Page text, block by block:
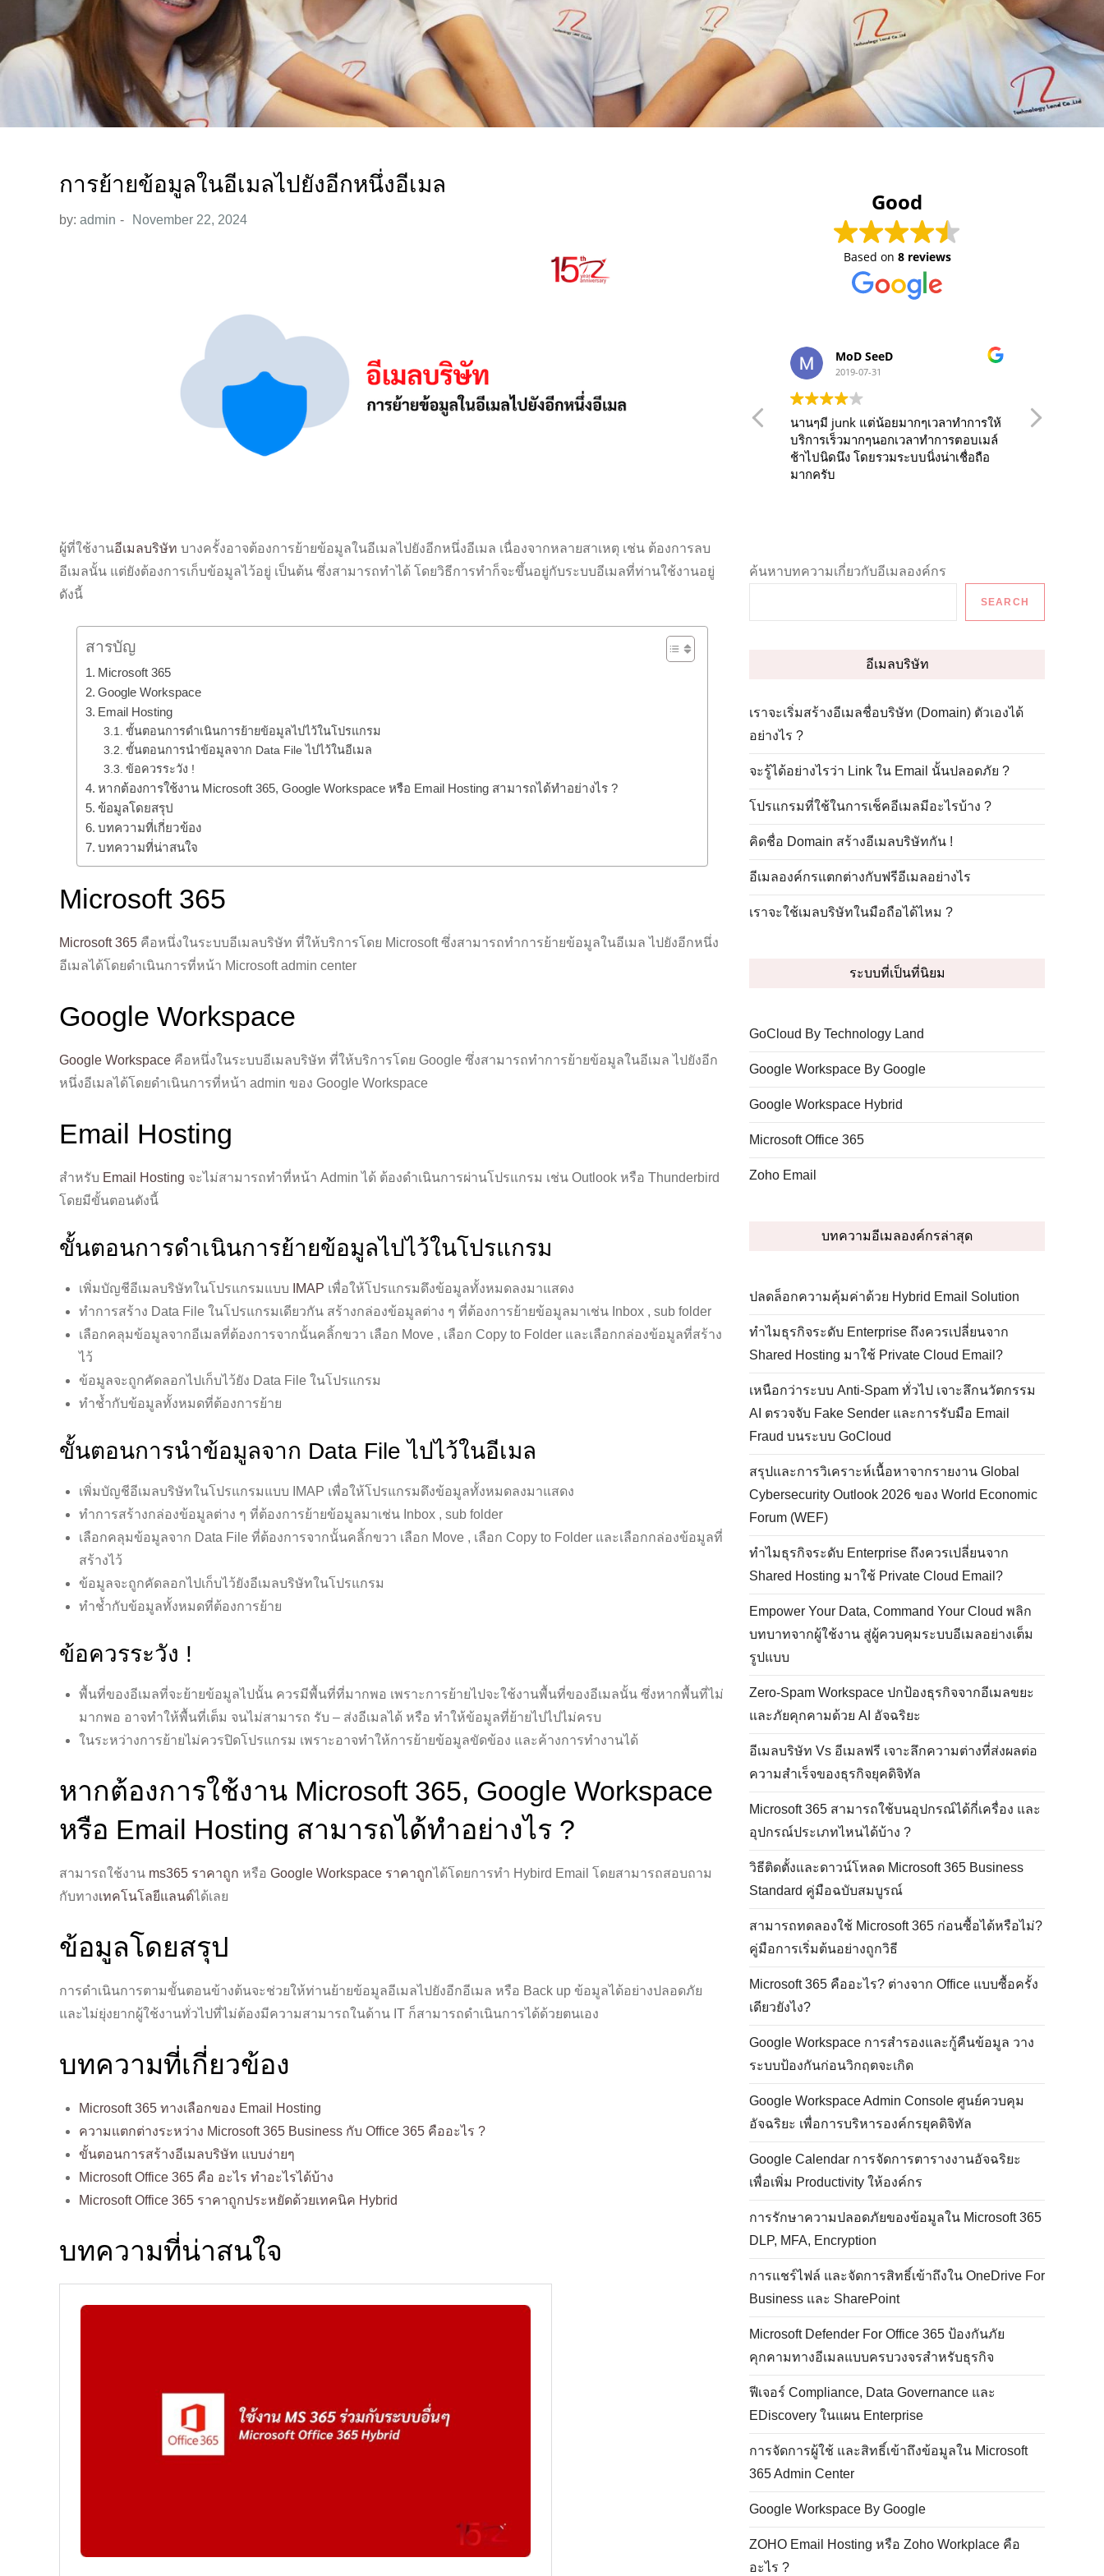
การย้ายข้อมูลในอีเมลไปยังอีกหนึ่งอีเมล
by: admin
ผู้ที่ใช้งานอีเมลบริษัท บางครั้งอาจต้องการย้ายข้อมูลในอีเมลไปยังอีกหนึ่งอีเมล เนื่องจากหลายสาเหตุ เช่น ต้องการลบ
อีเมลนั้น แต่ยังต้องการเก็บข้อมูลไว้อยู่ เป็นต้น ซึ่งสามารถทำได้ โดยวิธีการทำก็จะขึ้นอยู่กับระบบอีเมลที่ท่านใช้งานอยู่
ดังนี้
สารบัญ
Microsoft 365
Google Workspace
Email Hosting
ขั้นตอนการดำเนินการย้ายข้อมูลไปไว้ในโปรแกรม
ขั้นตอนการนำข้อมูลจาก Data File ไปไว้ในอีเมล
ข้อควรระวัง !
หากต้องการใช้งาน Microsoft 365, Google Workspace หรือ Email Hosting สามารถได้ทำอย่างไร ?
ข้อมูลโดยสรุป
บทความที่เกี่ยวข้อง
บทความที่น่าสนใจ
Microsoft 365
Microsoft 365 คือหนึ่งในระบบอีเมลบริษัท ที่ให้บริการโดย Microsoft ซึ่งสามารถทำการย้ายข้อมูลในอีเมล ไปยังอีกหนึ่ง
อีเมลได้โดยดำเนินการที่หน้า Microsoft admin center
Google Workspace
Google Workspace คือหนึ่งในระบบอีเมลบริษัท ที่ให้บริการโดย Google ซึ่งสามารถทำการย้ายข้อมูลในอีเมล ไปยังอีก
หนึ่งอีเมลได้โดยดำเนินการที่หน้า admin ของ Google Workspace
Email Hosting
สำหรับ Email Hosting จะไม่สามารถทำที่หน้า Admin ได้ ต้องดำเนินการผ่านโปรแกรม เช่น Outlook หรือ Thunderbird
โดยมีขั้นตอนดังนี้
ขั้นตอนการดำเนินการย้ายข้อมูลไปไว้ในโปรแกรม
เพิ่มบัญชีอีเมลบริษัทในโปรแกรมแบบ IMAP เพื่อให้โปรแกรมดึงข้อมูลทั้งหมดลงมาแสดง
ทำการสร้าง Data File ในโปรแกรมเดียวกัน สร้างกล่องข้อมูลต่าง ๆ ที่ต้องการย้ายข้อมูลมาเช่น Inbox , sub folder
เลือกคลุมข้อมูลจากอีเมลที่ต้องการจากนั้นคลิ้กขวา เลือก Move , เลือก Copy to Folder และเลือกกล่องข้อมูลที่สร้าง
ไว้
ข้อมูลจะถูกคัดลอกไปเก็บไว้ยัง Data File ในโปรแกรม
ทำช้ำกับข้อมูลทั้งหมดที่ต้องการย้าย
ขั้นตอนการนำข้อมูลจาก Data File ไปไว้ในอีเมล
เพิ่มบัญชีอีเมลบริษัทในโปรแกรมแบบ IMAP เพื่อให้โปรแกรมดึงข้อมูลทั้งหมดลงมาแสดง
ทำการสร้างกล่องข้อมูลต่าง ๆ ที่ต้องการย้ายข้อมูลมาเช่น Inbox , sub folder
เลือกคลุมข้อมูลจาก Data File ที่ต้องการจากนั้นคลิ้กขวา เลือก Move , เลือก Copy to Folder และเลือกกล่องข้อมูลที่
สร้างไว้
ข้อมูลจะถูกคัดลอกไปเก็บไว้ยังอีเมลบริษัทในโปรแกรม
ทำช้ำกับข้อมูลทั้งหมดที่ต้องการย้าย
ข้อควรระวัง !
พื้นที่ของอีเมลที่จะย้ายข้อมูลไปนั้น ควรมีพื้นที่ที่มากพอ เพราะการย้ายไปจะใช้งานพื้นที่ของอีเมลนั้น ซึ่งหากพื้นที่ไม่
มากพอ อาจทำให้พื้นที่เต็ม จนไม่สามารถ รับ – ส่งอีเมลได้ หรือ ทำให้ข้อมูลที่ย้ายไปไปไม่ครบ
ในระหว่างการย้ายไม่ควรปิดโปรแกรม เพราะอาจทำให้การย้ายข้อมูลขัดข้อง และค้างการทำงานได้
หากต้องการใช้งาน Microsoft 365, Google Workspace
หรือ Email Hosting สามารถได้ทำอย่างไร ?
สามารถใช้งาน ms365 ราคาถูก หรือ Google Workspace ราคาถูกได้โดยการทำ Hybird Email โดยสามารถสอบถาม
กับทางเทคโนโลยีแลนด์ได้เลย
ข้อมูลโดยสรุป
การดำเนินการตามขั้นตอนข้างต้นจะช่วยให้ท่านย้ายข้อมูลอีเมลไปยังอีกอีเมล หรือ Back up ข้อมูลได้อย่างปลอดภัย
และไม่ยุ่งยากผู้ใช้งานทั่วไปที่ไม่ต้องมีความสามารถในด้าน IT ก็สามารถดำเนินการได้ด้วยตนเอง
บทความที่เกี่ยวข้อง
Microsoft 365 ทางเลือกของ Email Hosting
ความแตกต่างระหว่าง Microsoft 365 Business กับ Office 365 คืออะไร ?
ขั้นตอนการสร้างอีเมลบริษัท แบบง่ายๆ
Microsoft Office 365 คือ อะไร ทำอะไรได้บ้าง
Microsoft Office 365 ราคาถูกประหยัดด้วยเทคนิค Hybrid
บทความที่น่าสนใจ
Good
Based on 8 reviews
MoD SeeD
2019-07-31
นานๆมี junk แต่น้อยมากๆเวลาทำการให้
บริการเร็วมากๆนอกเวลาทำการตอบเมล์
ช้าไปนิดนึง โดยรวมระบบนิ่งน่าเชื่อถือ
มากครับ
ค้นหาบทความเกี่ยวกับอีเมลองค์กร
SEARCH
อีเมลบริษัท
เราจะเริ่มสร้างอีเมลชื่อบริษัท (Domain) ตัวเองได้
อย่างไร ?
จะรู้ได้อย่างไรว่า Link ใน Email นั้นปลอดภัย ?
โปรแกรมที่ใช้ในการเช็คอีเมลมีอะไรบ้าง ?
คิดชื่อ Domain สร้างอีเมลบริษัทกัน !
อีเมลองค์กรแตกต่างกับฟรีอีเมลอย่างไร
เราจะใช้เมลบริษัทในมือถือได้ไหม ?
ระบบที่เป็นที่นิยม
GoCloud By Technology Land
Google Workspace By Google
Google Workspace Hybrid
Microsoft Office 365
Zoho Email
บทความอีเมลองค์กรล่าสุด
ปลดล็อกความคุ้มค่าด้วย Hybrid Email Solution
ทำไมธุรกิจระดับ Enterprise ถึงควรเปลี่ยนจาก
Shared Hosting มาใช้ Private Cloud Email?
เหนือกว่าระบบ Anti-Spam ทั่วไป เจาะลึกนวัตกรรม
AI ตรวจจับ Fake Sender และการรับมือ Email
Fraud บนระบบ GoCloud
สรุปและการวิเคราะห์เนื้อหาจากรายงาน Global
Cybersecurity Outlook 2026 ของ World Economic
Forum (WEF)
ทำไมธุรกิจระดับ Enterprise ถึงควรเปลี่ยนจาก
Shared Hosting มาใช้ Private Cloud Email?
Empower Your Data, Command Your Cloud พลิก
บทบาทจากผู้ใช้งาน สู่ผู้ควบคุมระบบอีเมลอย่างเต็ม
รูปแบบ
Zero-Spam Workspace ปกป้องธุรกิจจากอีเมลขยะ
และภัยคุกคามด้วย AI อัจฉริยะ
อีเมลบริษัท Vs อีเมลฟรี เจาะลึกความต่างที่ส่งผลต่อ
ความสำเร็จของธุรกิจยุคดิจิทัล
Microsoft 365 สามารถใช้บนอุปกรณ์ได้กี่เครื่อง และ
อุปกรณ์ประเภทไหนได้บ้าง ?
วิธีติดตั้งและดาวน์โหลด Microsoft 365 Business
Standard คู่มือฉบับสมบูรณ์
สามารถทดลองใช้ Microsoft 365 ก่อนซื้อได้หรือไม่?
คู่มือการเริ่มต้นอย่างถูกวิธี
Microsoft 365 คืออะไร? ต่างจาก Office แบบซื้อครั้ง
เดียวยังไง?
Google Workspace การสำรองและกู้คืนข้อมูล วาง
ระบบป้องกันก่อนวิกฤตจะเกิด
Google Workspace Admin Console ศูนย์ควบคุม
อัจฉริยะ เพื่อการบริหารองค์กรยุคดิจิทัล
Google Calendar การจัดการตารางงานอัจฉริยะ
เพื่อเพิ่ม Productivity ให้องค์กร
การรักษาความปลอดภัยของข้อมูลใน Microsoft 365
DLP, MFA, Encryption
การแชร์ไฟล์ และจัดการสิทธิ์เข้าถึงใน OneDrive For
Business และ SharePoint
Microsoft Defender For Office 365 ป้องกันภัย
คุกคามทางอีเมลแบบครบวงจรสำหรับธุรกิจ
ฟีเจอร์ Compliance, Data Governance และ
EDiscovery ในแผน Enterprise
การจัดการผู้ใช้ และสิทธิ์เข้าถึงข้อมูลใน Microsoft
365 Admin Center
Google Workspace By Google
ZOHO Email Hosting หรือ Zoho Workplace คือ
อะไร ?